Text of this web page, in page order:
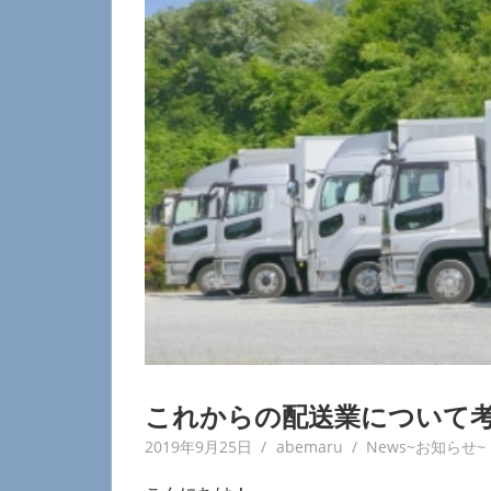
LOGISTICS
これからの配送業について
2019年9月25日 abemaru News~お知らせ~